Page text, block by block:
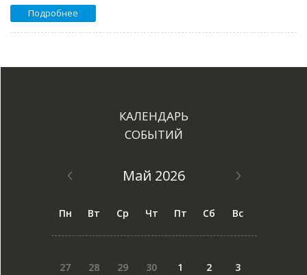
Подробнее
КАЛЕНДАРЬ
СОБЫТИЙ
Май 2026
Пн Вт Ср Чт Пт Сб Вс
27 28 29 30 1 2 3